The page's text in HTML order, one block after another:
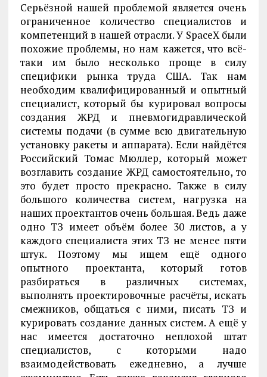
Серьёзной нашей проблемой является очень
ограниченное количество специалистов и
компетенций в нашей отрасли. У SpaceX были
похожие проблемы, но нам кажется, что всё-
таки им было несколько проще в силу
специфики рынка труда США. Так нам
необходим квалифицированный и опытный
специалист, который бы курировал вопросы
создания ЖРД и пневмогидравлической
системы подачи (в сумме всю двигательную
установку ракеты и аппарата). Если найдётся
Российский Томас Мюллер, который может
возглавить создание ЖРД самостоятельно, то
это будет просто прекрасно. Также в силу
большого количества систем, нагрузка на
наших проектантов очень большая. Ведь даже
одно ТЗ имеет объём более 30 листов, а у
каждого специалиста этих ТЗ не менее пяти
штук. Поэтому мы ищем ещё одного
опытного проектанта, который готов
разбираться в различных системах,
выполнять проектировочные расчёты, искать
смежников, общаться с ними, писать ТЗ и
курировать создание данных систем. А ещё у
нас имеется достаточно неплохой штат
специалистов, с которыми надо
взаимодействовать ежедневно, а лучше